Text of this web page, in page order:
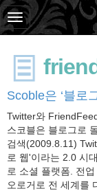
Scoble은 ‘블로
Twitter와
스코블은 블로그로
검색(2009.8.11)
로 웹'이라는 2.0 시
로 소셜 플랫폼. 전
오로거로 전 세계를